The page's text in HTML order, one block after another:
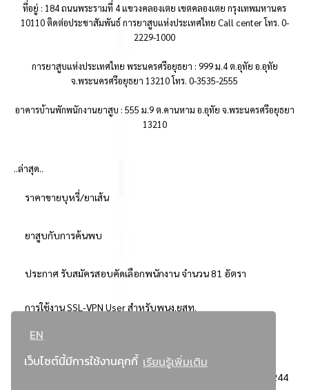
EN
เว็บไซต์นี้มีการใช้งานคุกกี้ เรียนรู้เพิ่มเติม
ที่อยู่ : 184 ถนนพระรามที่ 4 แขวงคลองเตย เขตคลองเตย กรุงเทพมหานคร
10110 ติดต่อประชาสัมพันธ์ การยาสูบแห่งประเทศไทย Call center โทร. 0-
2229-1000
การยาสูบแห่งประเทศไทย พระนครศรีอยุธยา : 999 ม.4 ต.อุทัย อ.อุทัย
จ.พระนครศรีอยุธยา 13210 โทร. 0-3535-2555
อาคารบ้านพักพนักงานยาสูบ : 555 ม.9 ต.คานหาม อ.อุทัย จ.พระนครศรีอยุธยา
13210
..ล่าสุด..
ราคาขายบุหรี่/ยาเส้น
ยาสูบกับการค้นพบ
ประกาศ รับสมัครสอบคัดเลือกพนักงาน จำนวน 81 อัตรา
การใช้งาน SSL-VPN User สำหรับพนง.ยสท.
..ยอดนิยม..
3244